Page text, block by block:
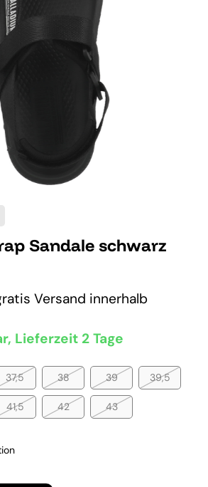
Sandale schwarz
Versand innerhalb
Lieferzeit 2 Tage
37,5 38 39 39,5
41,5 42 43